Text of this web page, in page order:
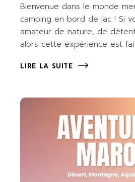
Bienvenue dans le monde
camping en bord de lac ! Si
amateur de nature, de
alors cette expérience est
LIRE LA SUITE